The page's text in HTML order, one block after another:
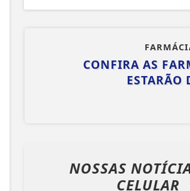
CONFIRA AS
ESTARÃO
NOSSAS
CELULAR